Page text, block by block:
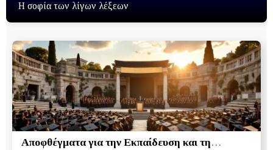
Η σοφία των λίγων λέξεων
Αποφθέγματα για την Εκπαίδευση και τη